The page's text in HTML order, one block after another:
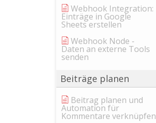
Webhook Integration:
Einträge in Google
Sheets erstellen
Webhook Node -
Daten an externe Tools
senden
Beiträge planen
Beitrag planen und
Automation für
Kommentare verknüpfen